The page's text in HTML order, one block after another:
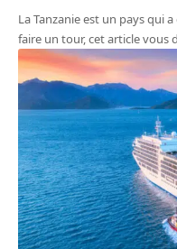
La Tanzanie est un pays qui
faire un tour, cet article vous